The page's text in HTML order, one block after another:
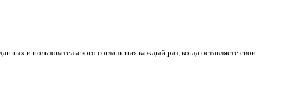
и пользовательского соглашения каждый раз, когда оставляете свои